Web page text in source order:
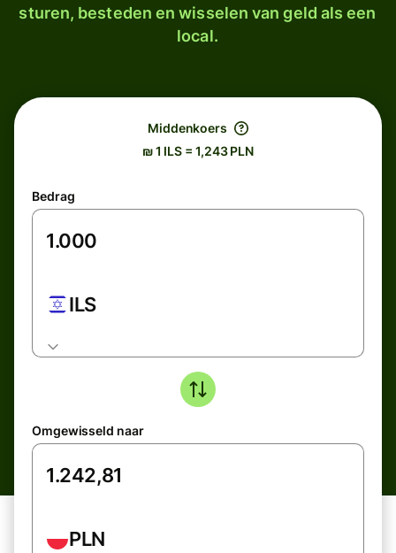
sturen, besteden en wisselen van geld als een
local.
Middenkoers
₪ 1 ILS = 1,243 PLN
Bedrag
ILS
Omgewisseld naar
PLN